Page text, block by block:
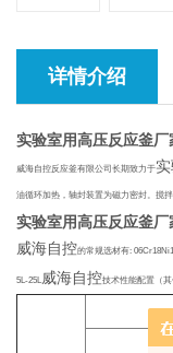
详情介绍
实验室用高压反应釜厂
威海自控反应釜有限公司长期致力于
油循环加热，轴封装置为磁力密封。搅
实验室用高压反应釜厂
威海自控的常规选材有:
5L-25L 威海自控技术性能配置（
5